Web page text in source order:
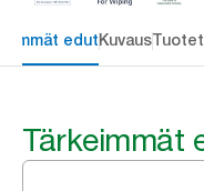
edutKuvaus
Tärkeimmät